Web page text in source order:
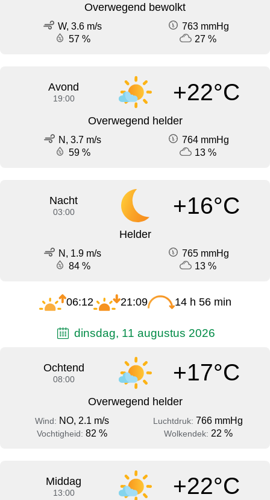
Overwegend bewolkt
W, 3.6 m/s
763 mmHg
57 %
27 %
Avond
19:00 +22°C
Overwegend helder
N, 3.7 m/s
764 mmHg
59 %
13 %
Nacht
03:00 +16°C
Helder
N, 1.9 m/s
765 mmHg
84 %
13 %
06:12 21:09 14 h 56 min
dinsdag, 11 augustus 2026
Ochtend
08:00 +17°C
Overwegend helder
Wind: NO, 2.1 m/s Luchtdruk: 766 mmHg
Vochtigheid: 82 % Wolkendek: 22 %
Middag
13:00 +22°C